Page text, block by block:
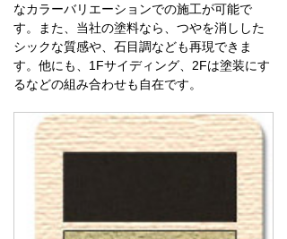
なカラーバリエーションでの施工が可能で
す。また、当社の塗料なら、つやを消しした
シックな質感や、石目調なども再現できま
す。他にも、1Fサイディング、2Fは塗装にす
るなどの組み合わせも自在です。